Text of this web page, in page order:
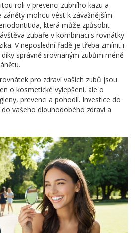
roli v prevenci zubního kazu a
záněty mohou vést k závažnějším
která může způsobit
zubaře v kombinaci s rovnátky
V neposlední řadě je třeba zmínit i
správně srovnaným zubům méně
pro zdraví vašich zubů jsou
o kosmetické vylepšení, ale o
prevenci a pohodlí. Investice do
vašeho dlouhodobého zdraví a